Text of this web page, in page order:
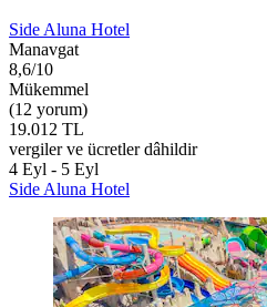
Side Aluna Hotel
Manavgat
8,6/10
Mükemmel
(12 yorum)
19.012 TL
vergiler ve ücretler dâhildir
4 Eyl - 5 Eyl
Side Aluna Hotel